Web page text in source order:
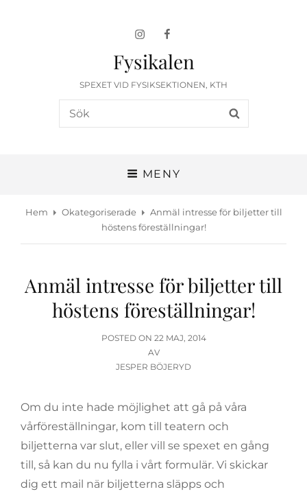
InstagramFacebook
Fysikalen
SPEXET VID FYSIKSEKTIONEN, KTH
Sök
efter:
MENY
Hem Okategoriserade
Anmäl intresse för biljetter till
höstens föreställningar!
Anmäl intresse för biljetter till
höstens föreställningar!
POSTED ON PUBLICERAT
DEN
22 MAJ, 2014
AV
JESPER BÖJERYD
Om du inte hade möjlighet att gå på våra
vårföreställningar, kom till teatern och
biljetterna var slut, eller vill se spexet en gång
till, så kan du nu fylla i vårt formulär. Vi skickar
dig ett mail när biljetterna släpps och